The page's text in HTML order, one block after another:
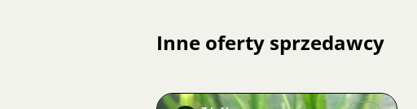
Inne oferty sprzedawcy